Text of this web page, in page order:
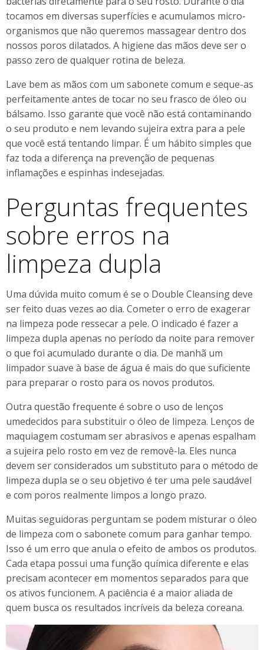
tocamos em diversas superfícies e acumulamos micro-
organismos que não queremos massagear dentro dos
nossos poros dilatados. A higiene das mãos deve ser o
passo zero de qualquer rotina de beleza.
Lave bem as mãos com um sabonete comum e seque-as
perfeitamente antes de tocar no seu frasco de óleo ou
bálsamo. Isso garante que você não está contaminando
o seu produto e nem levando sujeira extra para a pele
que você está tentando limpar. É um hábito simples que
faz toda a diferença na prevenção de pequenas
inflamações e espinhas indesejadas.
Perguntas frequentes
sobre erros na
limpeza dupla
Uma dúvida muito comum é se o Double Cleansing deve
ser feito duas vezes ao dia. Cometer o erro de exagerar
na limpeza pode ressecar a pele. O indicado é fazer a
limpeza dupla apenas no período da noite para remover
o que foi acumulado durante o dia. De manhã um
limpador suave à base de água é mais do que suficiente
para preparar o rosto para os novos produtos.
Outra questão frequente é sobre o uso de lenços
umedecidos para substituir o óleo de limpeza. Lenços de
maquiagem costumam ser abrasivos e apenas espalham
a sujeira pelo rosto em vez de removê-la. Eles nunca
devem ser considerados um substituto para o método de
limpeza dupla se o seu objetivo é ter uma pele saudável
e com poros realmente limpos a longo prazo.
Muitas seguidoras perguntam se podem misturar o óleo
de limpeza com o sabonete comum para ganhar tempo.
Isso é um erro que anula o efeito de ambos os produtos.
Cada etapa possui uma função química diferente e elas
precisam acontecer em momentos separados para que
os ativos funcionem. A paciência é a maior aliada de
quem busca os resultados incríveis da beleza coreana.